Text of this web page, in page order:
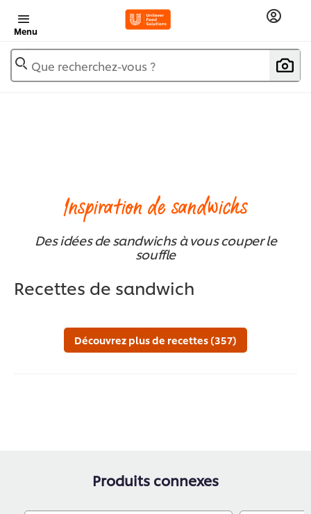
Menu
Que recherchez-vous ?
Inspiration de sandwichs
Des idées de sandwichs à vous couper le
souffle
Recettes de sandwich
Découvrez plus de recettes (357)
Produits connexes